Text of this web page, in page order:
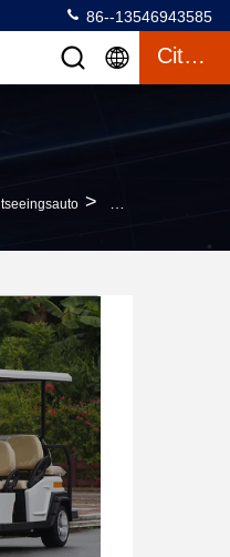
86--13546943585
Citaat
> EXCAR 8